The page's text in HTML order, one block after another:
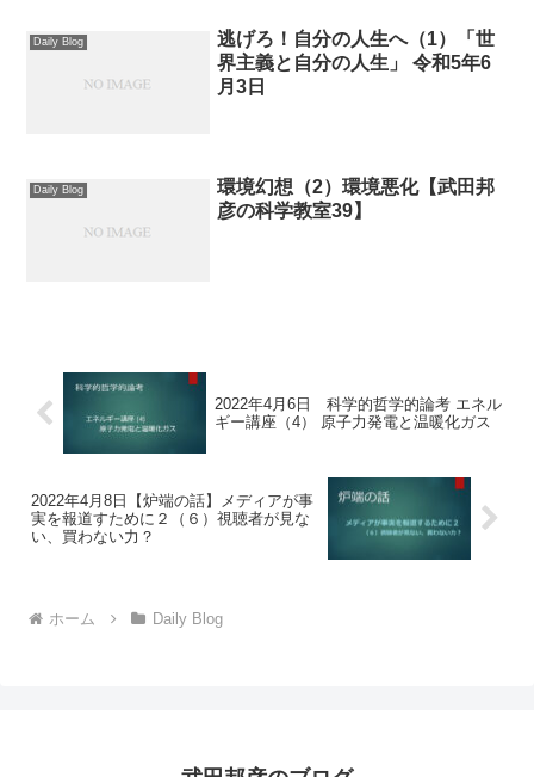
Daily Blog
逃げろ！自分の人生へ（1）「世
界主義と自分の人生」 令和5年6
月3日
Daily Blog
環境幻想（2）環境悪化【武田邦
彦の科学教室39】
2022年4月6日 科学的哲学的論考 エネル
ギー講座（4） 原子力発電と温暖化ガス
2022年4月8日【炉端の話】メディアが事
実を報道すために２（６）視聴者が見な
い、買わない力？
ホーム Daily Blog